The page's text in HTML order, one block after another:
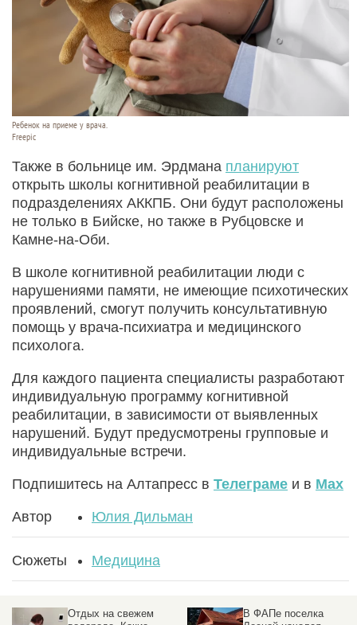
Ребенок на приеме у врача.
Freepic
Также в больнице им. Эрдмана планируют
открыть школы когнитивной реабилитации в
подразделениях АККПБ. Они будут расположены
не только в Бийске, но также в Рубцовске и
Камне-на-Оби.
В школе когнитивной реабилитации люди с
нарушениями памяти, не имеющие психотических
проявлений, смогут получить консультативную
помощь у врача-психиатра и медицинского
психолога.
Для каждого пациента специалисты разработают
индивидуальную программу когнитивной
реабилитации, в зависимости от выявленных
нарушений. Будут предусмотрены групповые и
индивидуальные встречи.
Подпишитесь на Алтапресс в Телеграме и в Max
Автор Юлия Дильман
Сюжеты Медицина
Отдых на свежем
В ФАПе поселка